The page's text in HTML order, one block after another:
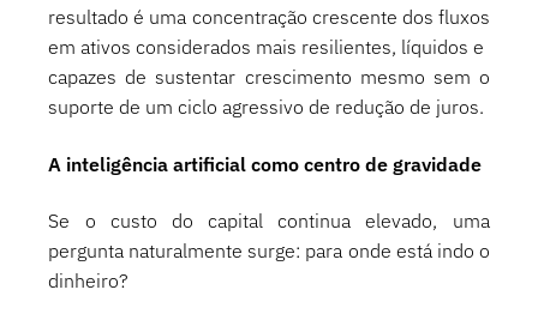
resultado é uma concentração crescente dos fluxos
em ativos considerados mais resilientes, líquidos e
capazes de sustentar crescimento mesmo sem o
suporte de um ciclo agressivo de redução de juros.
A inteligência artificial como centro de gravidade
Se o custo do capital continua elevado, uma
pergunta naturalmente surge: para onde está indo o
dinheiro?